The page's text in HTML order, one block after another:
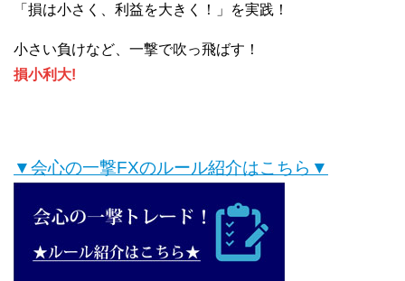
「損は小さく、利益を大きく！」を実践！
小さい負けなど、一撃で吹っ飛ばす！
損小利大!
▼会心の一撃FXのルール紹介はこちら▼